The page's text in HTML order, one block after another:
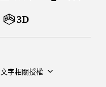
3D
文字相關授權